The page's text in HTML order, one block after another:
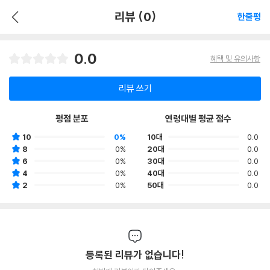
리뷰 (0) 한줄평
0.0 혜택 및 유의사항
리뷰 쓰기
평점 분포
10
0%
8
0%
6
0%
4
0%
2
0%
연령대별 평균 점수
10대
0.0
20대
0.0
30대
0.0
40대
0.0
50대
0.0
등록된 리뷰가 없습니다!